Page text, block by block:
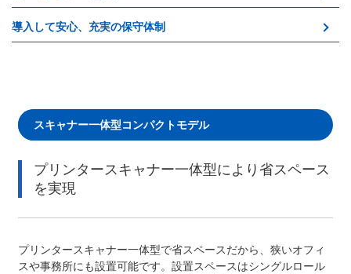
導入して安心、充実の保守体制
スキャナー一体型コンパクトモデル
プリンタースキャナー一体型により省スペース
を実現
プリンタースキャナー一体型で省スペースだから、狭いオフィ
スや事務所にも設置可能です。設置スペースはシングルロール